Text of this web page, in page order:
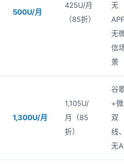
500U/月
425U/月
（85折）
无
无
信
景
1,300U/月
1,105U/
月（85
折）
谷
+
双
线
无